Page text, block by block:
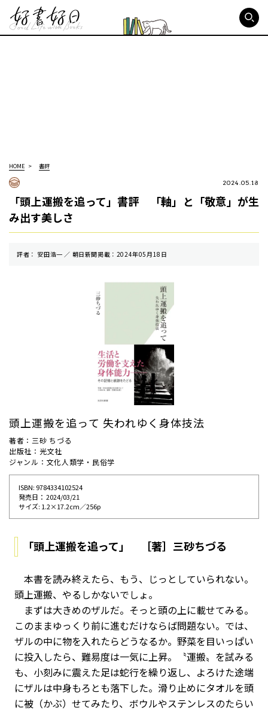
HOME 書評
2024.05.18
「頭上運搬を追って」書評 「軸」と「敬意」が生
み出す美しさ
評者： 安田浩一 ／ 朝⽇新聞掲載：2024年05月18日
頭上運搬を追って 失われゆく身体技法
著者：三砂 ちづる
出版社：光文社
ジャンル：文化人類学・民俗学
ISBN: 9784334102524
発売⽇： 2024/03/21
サイズ: 1.2×17.2cm／256p
「頭上運搬を追って」 ［著］三砂ちづる
本書を読み終えたら、もう、じっとしていられない。
頭上運搬、やるしかないでしょ。
まずは大きめのザルだ。そっと頭の上に載せてみる。
このままゆっくり前に進むだけならば問題ない。では、
ザルの中に物を入れたらどうなるか。野菜を目いっぱい
に投入したら、難易度は一気に上昇。〝運搬〟を試みる
も、小刻みに震えた足は蛇行を繰り返し、よろけた途端
にザルは中身もろとも落下した。滑り止めにタオルを頭
に被（かぶ）せてみたり、ボウルやステンレスのたらい